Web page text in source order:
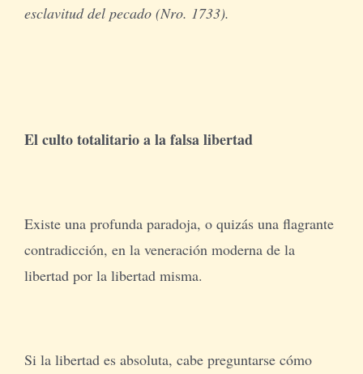
esclavitud del pecado (Nro. 1733).
El culto totalitario a la falsa libertad
Existe una profunda paradoja, o quizás una flagrante
contradicción, en la veneración moderna de la
libertad por la libertad misma.
Si la libertad es absoluta, cabe preguntarse cómo